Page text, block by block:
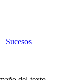
| Sucesos